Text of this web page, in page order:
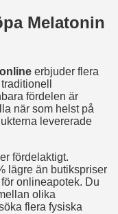
Melatonin
erbjuder flera
fördelen är
när som helst på
levererade
fördelaktigt.
lägre än butikspriser
onlineapotek. Du
olika
flera fysiska